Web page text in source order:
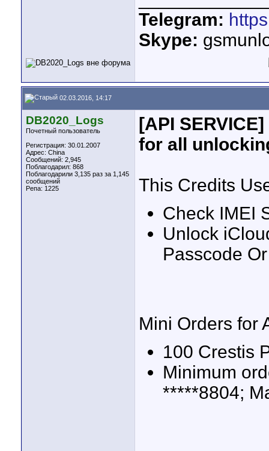
Telegram:
Skype:
02.03.2016, 14:17
DB2020_Logs
Почетный пользователь
Регистрация: 30.01.2007
Адрес: China
Сообщений: 2,945
Поблагодарил: 868
Поблагодарили 3,135 раз за 1,145
сообщений
Репа: 1225
[API
for all
This Credits
Check IMEI
Unlock
Passcode
Mini Orders for
100 Crestis
Minimum
*****8804;